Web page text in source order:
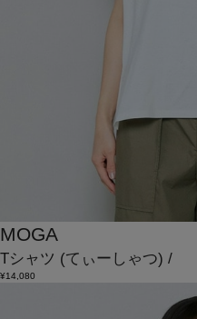
MOGA
Tシャツ (てぃーしゃつ) /
¥14,080